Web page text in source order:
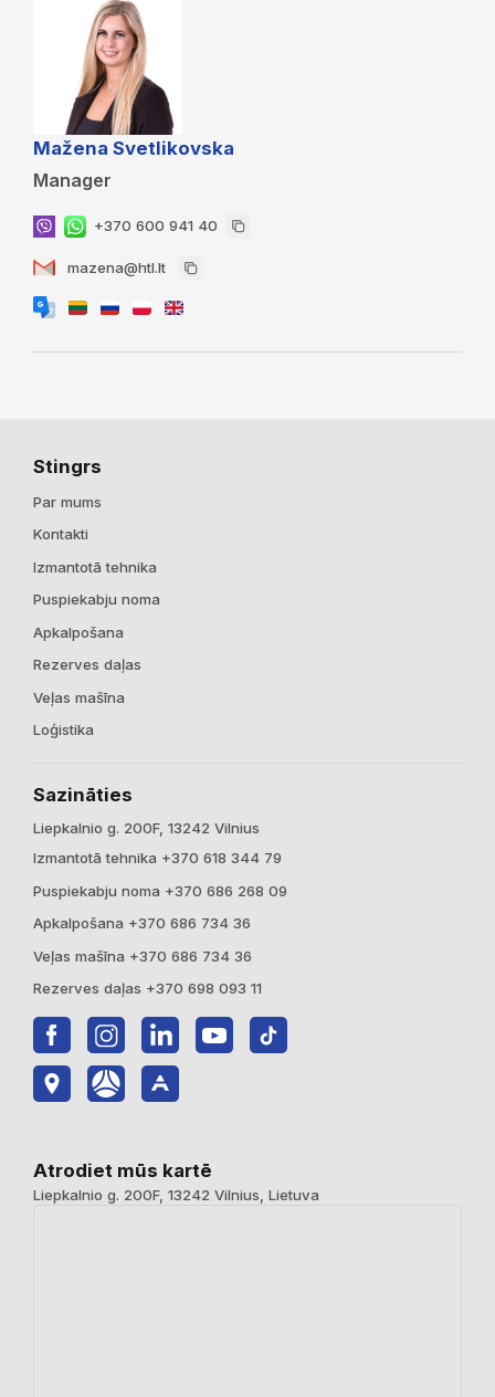
Mažena Svetlikovska
Manager
+370 600 941 40
mazena@htl.lt
Stingrs
Par mums
Kontakti
Izmantotā tehnika
Puspiekabju noma
Apkalpošana
Rezerves daļas
Veļas mašīna
Loģistika
Sazināties
Liepkalnio g. 200F, 13242 Vilnius
Izmantotā tehnika +370 618 344 79
Puspiekabju noma +370 686 268 09
Apkalpošana +370 686 734 36
Veļas mašīna +370 686 734 36
Rezerves daļas +370 698 093 11
Atrodiet mūs kartē
Liepkalnio g. 200F, 13242 Vilnius, Lietuva